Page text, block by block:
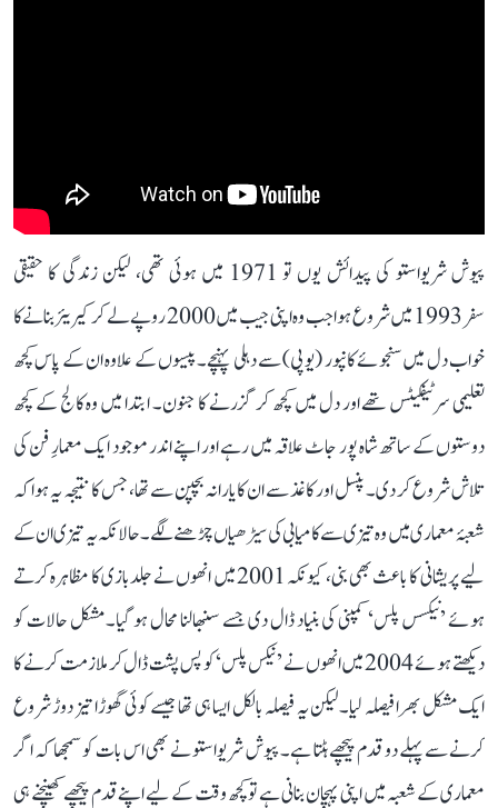
پیوش شریواستو کی پیدائش یوں تو 1971 میں ہوئی تھی، لیکن زندگی کا حقیقی
سفر 1993 میں شروع ہوا جب وہ اپنی جیب میں 2000 روپے لے کر کیریئر بنانے کا
خواب دل میں سنجوئے کانپور (یوپی) سے دہلی پہنچے۔ پیسوں کے علاوہ ان کے پاس کچھ
تعلیمی سرٹیفکیٹس تھے اور دل میں کچھ کر گزرنے کا جنون۔ ابتدا میں وہ کالج کے کچھ
دوستوں کے ساتھ شاہ پور جاٹ علاقہ میں رہے اور اپنے اندر موجود ایک معمارِ فن کی
تلاش شروع کر دی۔ پنسل اور کاغذ سے ان کا یارانہ بچپن سے تھا، جس کا نتیجہ یہ ہوا کہ
شعبۂ معماری میں وہ تیزی سے کامیابی کی سیڑھیاں چڑھنے لگے۔ حالانکہ یہ تیزی ان کے
لیے پریشانی کا باعث بھی بنی، کیونکہ 2001 میں انھوں نے جلدبازی کا مظاہرہ کرتے
ہوئے ’نیکسس پلس‘ کمپنی کی بنیاد ڈال دی جسے سنبھالنا محال ہو گیا۔ مشکل حالات کو
دیکھتے ہوئے 2004 میں انھوں نے ’نیکس پلس‘ کو پس پشت ڈال کر ملازمت کرنے کا
ایک مشکل بھرا فیصلہ لیا۔ لیکن یہ فیصلہ بالکل ایسا ہی تھا جیسے کوئی گھوڑا تیز دوڑ شروع
کرنے سے پہلے دو قدم پیچھے ہٹتا ہے۔ پیوش شریواستو نے بھی اس بات کو سمجھا کہ اگر
معماری کے شعبہ میں اپنی پہچان بنانی ہے تو کچھ وقت کے لیے اپنے قدم پیچھے کھینچنے ہی